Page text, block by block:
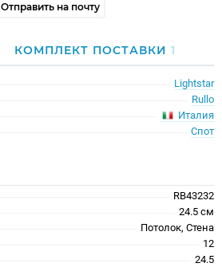
Отправить на почту
КОМПЛЕКТ ПОСТАВКИ 1
Lightstar
Rullo
Италия
Спот
RB43232
24.5 см
Потолок, Стена
12
24.5